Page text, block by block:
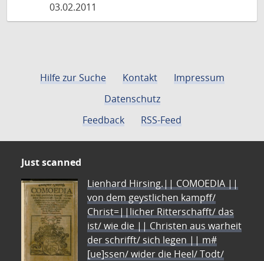
03.02.2011
Hilfe zur Suche Kontakt
Impressum
Datenschutz
Feedback
RSS-Feed
Just scanned
Lienhard Hirsing.|| COMOEDIA ||
von dem geystlichen kampff/
Christ=||licher Ritterschafft/ das
ist/ wie die || Christen aus warheit
der schrifft/ sich legen || m#
[ue]ssen/ wider die Heel/ Todt/